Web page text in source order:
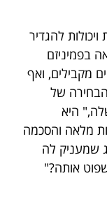
להגדיר
בפמיניזם
מקבילים, ואף
הבחירה של
היא
מלאה והסכמה
שמעניק לה
אותה?"